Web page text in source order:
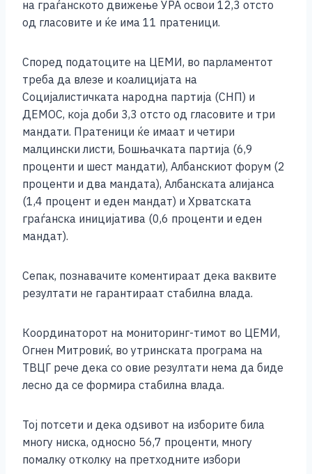
на граѓанското движење УРА освои 12,3 отсто
од гласовите и ќе има 11 пратеници.
Според податоците на ЦЕМИ, во парламентот
треба да влезе и коалицијата на
Социјалистичката народна партија (СНП) и
ДЕМОС, која доби 3,3 отсто од гласовите и три
мандати. Пратеници ќе имаат и четири
малцински листи, Бошњачката партија (6,9
проценти и шест мандати), Албанскиот форум (2
проценти и два мандата), Албанската алијанса
(1,4 процент и еден мандат) и Хрватската
граѓанска иницијатива (0,6 проценти и еден
мандат).
Сепак, познавачите коментираат дека ваквите
резултати не гарантираат стабилна влада.
Координаторот на мониторинг-тимот во ЦЕМИ,
Огнен Митровиќ, во утринската програма на
ТВЦГ рече дека со овие резултати нема да биде
лесно да се формира стабилна влада.
Тој потсети и дека одѕивот на изборите била
многу ниска, односно 56,7 проценти, многу
помалку отколку на претходните избори